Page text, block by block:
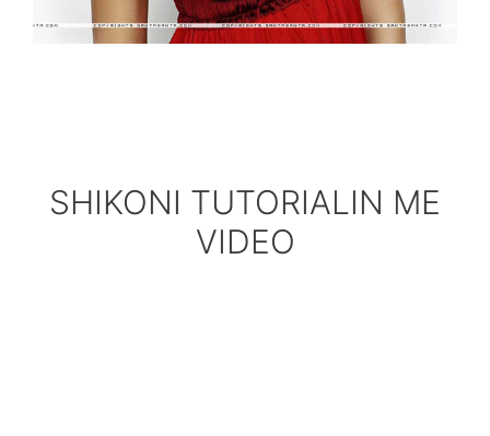
SHIKONI TUTORIALIN ME
VIDEO